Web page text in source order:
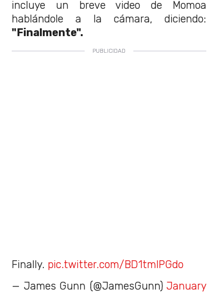
incluye un breve video de Momoa
hablándole a la cámara, diciendo:
"Finalmente".
Finally. pic.twitter.com/BD1tmIPGdo
— James Gunn (@JamesGunn) January